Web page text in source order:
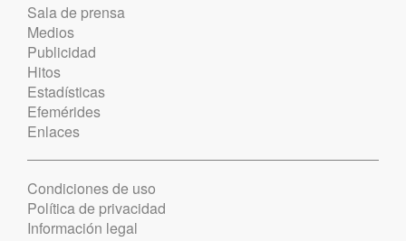
Sala de prensa
Medios
Publicidad
Hitos
Estadísticas
Efemérides
Enlaces
Condiciones de uso
Política de privacidad
Información legal